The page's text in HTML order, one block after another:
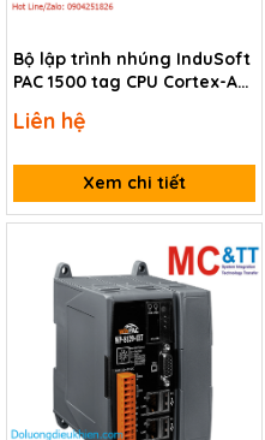
Bộ lập trình nhúng InduSoft
PAC 1500 tag CPU Cortex-A8
I/O ICP DAS WP-8829-CE7-
Liên hệ
Xem chi tiết